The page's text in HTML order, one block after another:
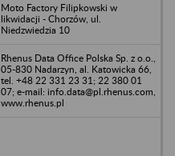
Moto Factory Filipkowski w
likwidacji - Chorzów, ul.
Niedzwiedzia 10
Rhenus Data Office Polska Sp. z o.o.,
05-830 Nadarzyn, al. Katowicka 66,
tel. +48 22 331 23 31; 22 380 01
07; e-mail: info.data@pl.rhenus.com,
www.rhenus.pl